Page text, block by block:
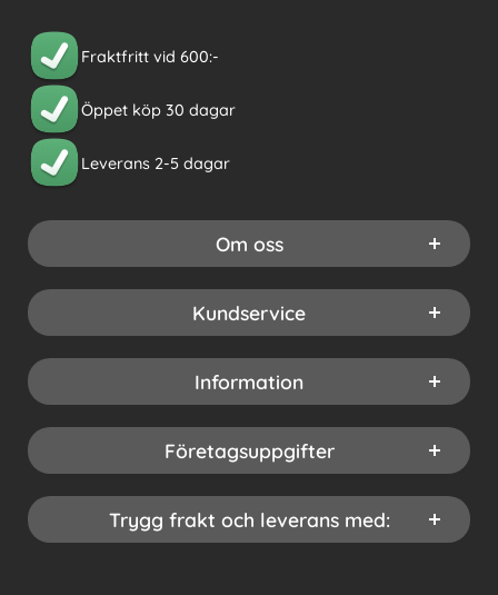
Fraktfritt vid 600:-
Öppet köp 30 dagar
Leverans 2-5 dagar
Om oss
Kundservice
Information
Företagsuppgifter
Trygg frakt och leverans med: